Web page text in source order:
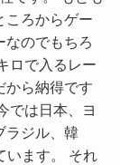
ころからゲー
なのでもちろ
ロで入るレー
から納得です
では日本、ヨ
ラジル、韓
います。 それ